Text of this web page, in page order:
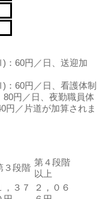
：60円／日、送迎加
：60円／日、看護体制
円／日、夜勤職員体
円／片道が加算されま
３段階
第４段階
以上
，３７
２，０６